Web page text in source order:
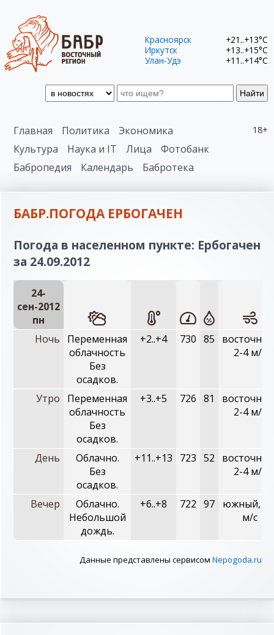
Найти
Красноярск
+21..+13°C
Иркутск
+13..+15°C
Улан-Удэ
+11..+14°C
18+
Главная Политика
Экономика
Культура
Наука и IT Лица
Фотобанк
Бабропедия
Календарь Бабротека
БАБР.ПОГОДА ЕРБОГАЧЕН
Погода в населенном пункте: Ербогачен
за 24.09.2012
24-
сен-2012
пн
Ночь
Переменная
облачность
Без
осадков.
+2..+4 730 85
2-4 м/с
Утро
Переменная
облачность
Без
осадков.
+3..+5 726 81
2-4 м/с
День
Облачно.
Без
осадков.
+11..+13 723 52
2-4 м/с
Вечер
Облачно.
Небольшой
дождь.
+6..+8 722 97
южный, 2-
м/с
Данные представлены сервисом Nepogoda.ru